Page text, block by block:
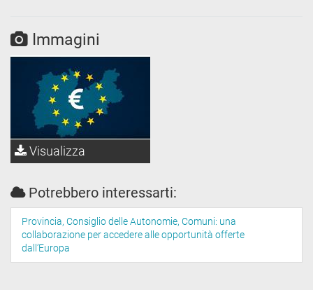
Immagini
Visualizza
Potrebbero interessarti:
Provincia, Consiglio delle Autonomie, Comuni: una
collaborazione per accedere alle opportunità offerte
dall’Europa